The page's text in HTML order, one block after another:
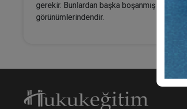
gerekir. Bunlardan başka boşanmış ya da
görünümlerindendir.